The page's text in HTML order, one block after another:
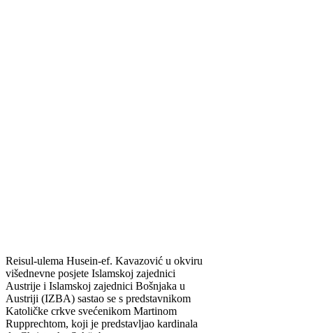
Reisul-ulema Husein-ef. Kavazović u okviru
višednevne posjete Islamskoj zajednici
Austrije i Islamskoj zajednici Bošnjaka u
Austriji (IZBA) sastao se s predstavnikom
Katoličke crkve svećenikom Martinom
Rupprechtom, koji je predstavljao kardinala